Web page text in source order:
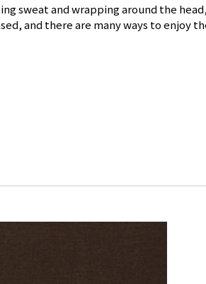
sweat and wrapping around the
and there are many ways to enjoy